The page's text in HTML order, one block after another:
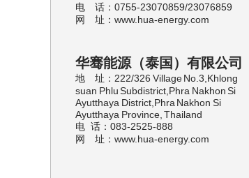
电 话： 0755-23070859/23076859
网 址：www.hua-energy.com
华骞能源（泰国）有限公司
地 址：222/326 Village No.3,Khlong
suan Phlu Subdistrict,Phra Nakhon Si
Ayutthaya District,Phra Nakhon Si
Ayutthaya Province, Thailand
电 话：083-2525-888
网 址：www.hua-energy.com